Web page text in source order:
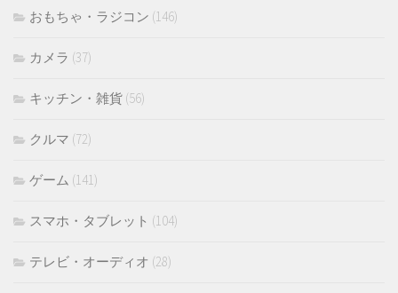
おもちゃ・ラジコン (146)
カメラ (37)
キッチン・雑貨 (56)
クルマ (72)
ゲーム (141)
スマホ・タブレット (104)
テレビ・オーディオ (28)